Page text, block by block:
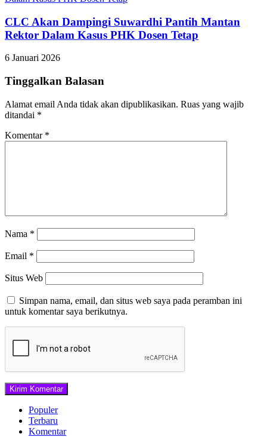
CLC Akan Dampingi Suwardhi Pantih Mantan
Rektor Dalam Kasus PHK Dosen Tetap
6 Januari 2026
Tinggalkan Balasan
Alamat email Anda tidak akan dipublikasikan. Ruas yang wajib
ditandai *
Komentar *
Nama *
Email *
Situs Web
Simpan nama, email, dan situs web saya pada peramban ini
untuk komentar saya berikutnya.
Populer
Terbaru
Komentar